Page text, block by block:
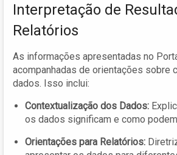
Interpretação de
Relatórios
As informações apresentadas no
acompanhadas de orientações sobre
dados. Isso inclui:
Contextualização dos Dados:
os dados significam e como
Orientações para Relatórios: